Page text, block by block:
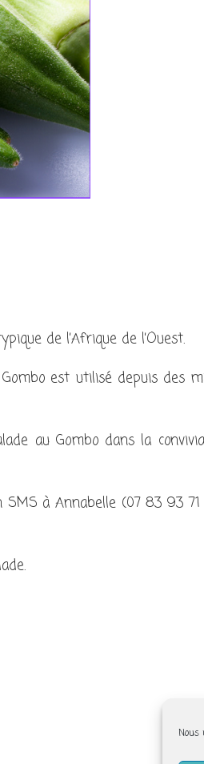
iCalendar
de l’Afrique de l’Ouest.
est utilisé depuis des
au Gombo dans la
à Annabelle (07 83 93